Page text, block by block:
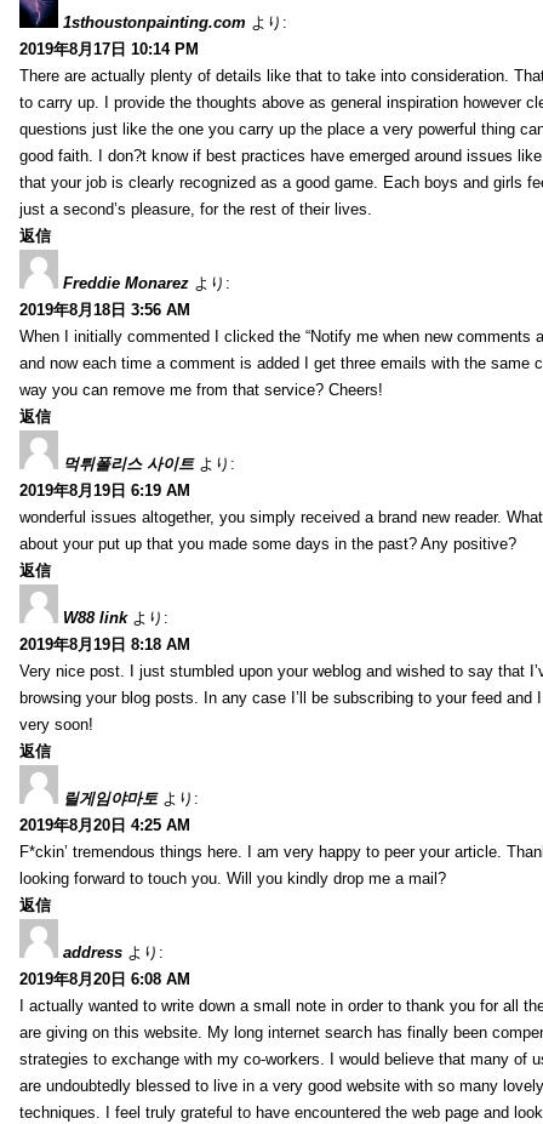
1sthoustonpainting.com より:
2019年8月17日 10:14 PM
There are actually plenty of details like that to take into consideration.
to carry up. I provide the thoughts above as general inspiration however
questions just like the one you carry up the place a very powerful thing
good faith. I don?t know if best practices have emerged around issues
that your job is clearly recognized as a good game. Each boys and girls
just a second’s pleasure, for the rest of their lives.
返信
Freddie Monarez より:
2019年8月18日 3:56 AM
When I initially commented I clicked the “Notify me when new comments
and now each time a comment is added I get three emails with the same
way you can remove me from that service? Cheers!
返信
먹튀폴리스 사이트 より:
2019年8月19日 6:19 AM
wonderful issues altogether, you simply received a brand new reader.
about your put up that you made some days in the past? Any positive?
返信
W88 link より:
2019年8月19日 8:18 AM
Very nice post. I just stumbled upon your weblog and wished to say that
browsing your blog posts. In any case I’ll be subscribing to your feed and
very soon!
返信
릴게임야마토 より:
2019年8月20日 4:25 AM
F*ckin’ tremendous things here. I am very happy to peer your article.
looking forward to touch you. Will you kindly drop me a mail?
返信
address より:
2019年8月20日 6:08 AM
I actually wanted to write down a small note in order to thank you for all
are giving on this website. My long internet search has finally been
strategies to exchange with my co-workers. I would believe that many of
are undoubtedly blessed to live in a very good website with so many
techniques. I feel truly grateful to have encountered the web page and